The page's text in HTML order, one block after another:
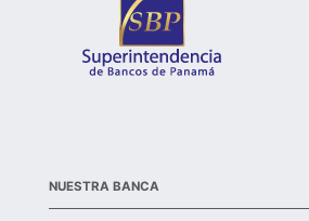
NUESTRA BANCA